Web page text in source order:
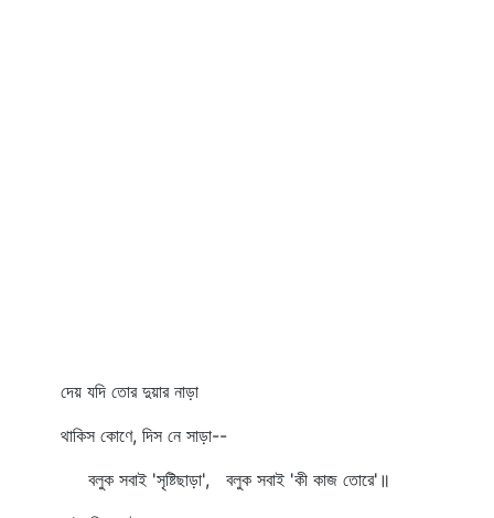
দেয় যদি তোর দুয়ার নাড়া
থাকিস কোণে, দিস নে সাড়া--
বলুক সবাই 'সৃষ্টিছাড়া', বলুক সবাই 'কী কাজ তোরে'॥